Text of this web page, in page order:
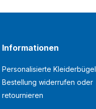
Informationen
Personalisierte Kleiderbügel
Bestellung widerrufen oder
retournieren